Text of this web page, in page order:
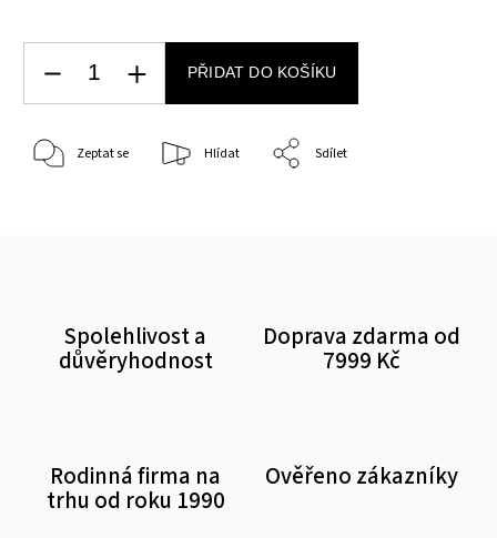
PŘIDAT DO KOŠÍKU
Zeptat se Hlídat Sdílet
Spolehlivost a
důvěryhodnost
Doprava zdarma od
7999 Kč
Rodinná firma na
trhu od roku 1990
Ověřeno zákazníky